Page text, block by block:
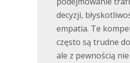
decyzji,
empatia. Te
często są trudne
ale z pewnością